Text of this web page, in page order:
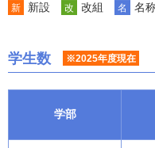
新 新設 改 改組 名 名
学生数 ※2025年度現在
学部